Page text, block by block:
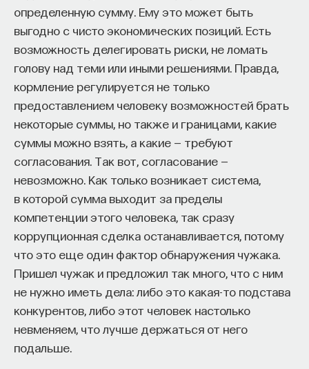
определенную сумму. Ему это может быть
выгодно с чисто экономических позиций. Есть
возможность делегировать риски, не ломать
голову над теми или иными решениями. Правда,
кормление регулируется не только
предоставлением человеку возможностей брать
некоторые суммы, но также и границами, какие
суммы можно взять, а какие — требуют
согласования. Так вот, согласование —
невозможно. Как только возникает система,
в которой сумма выходит за пределы
компетенции этого человека, так сразу
коррупционная сделка останавливается, потому
что это еще один фактор обнаружения чужака.
Пришел чужак и предложил так много, что с ним
не нужно иметь дела: либо это какая-то подстава
конкурентов, либо этот человек настолько
невменяем, что лучше держаться от него
подальше.